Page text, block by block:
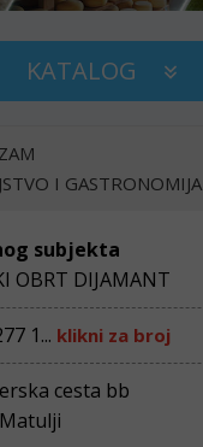
KATALOG
I GASTRONOMIJA
subjekta
OBRT DIJAMANT
1... klikni za broj
cesta bb